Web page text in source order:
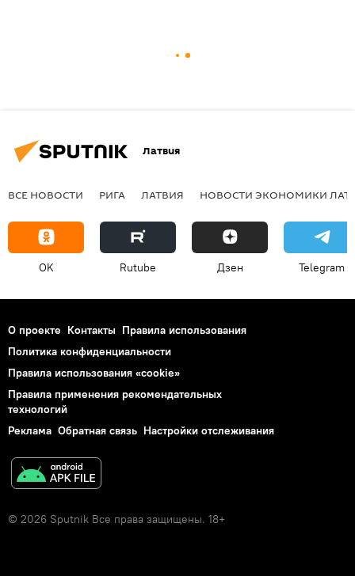
Латвия
ВСЕ НОВОСТИ РИГА ЛАТВИЯ НОВОСТИ ЭКОНОМИКИ
OK Rutube Дзен Telegram
О проекте Контакты Правила использования
Политика конфиденциальности
Правила использования «cookie»
Правила применения рекомендательных
технологий
Реклама Обратная связь Настройки отслеживания
© 2026 Sputnik Все права защищены. 18+